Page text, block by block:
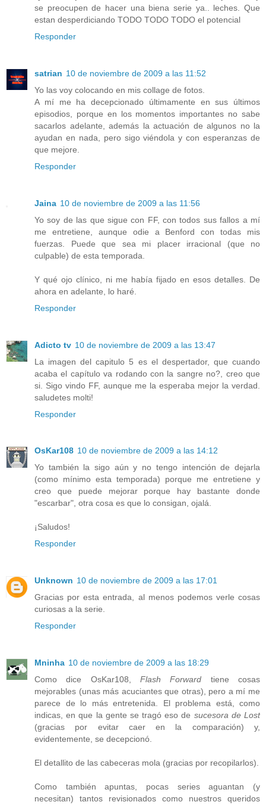
se preocupen de hacer una biena serie ya.. leches. Que
estan desperdiciando TODO TODO TODO el potencial
Responder
satrian 10 de noviembre de 2009 a las 11:52
Yo las voy colocando en mis collage de fotos.
A mí me ha decepcionado últimamente en sus últimos
episodios, porque en los momentos importantes no sabe
sacarlos adelante, además la actuación de algunos no la
ayudan en nada, pero sigo viéndola y con esperanzas de
que mejore.
Responder
Jaina 10 de noviembre de 2009 a las 11:56
Yo soy de las que sigue con FF, con todos sus fallos a mí
me entretiene, aunque odie a Benford con todas mis
fuerzas. Puede que sea mi placer irracional (que no
culpable) de esta temporada.
Y qué ojo clínico, ni me había fijado en esos detalles. De
ahora en adelante, lo haré.
Responder
Adicto tv 10 de noviembre de 2009 a las 13:47
La imagen del capitulo 5 es el despertador, que cuando
acaba el capítulo va rodando con la sangre no?, creo que
si. Sigo vindo FF, aunque me la esperaba mejor la verdad.
saludetes molti!
Responder
OsKar108 10 de noviembre de 2009 a las 14:12
Yo también la sigo aún y no tengo intención de dejarla
(como mínimo esta temporada) porque me entretiene y
creo que puede mejorar porque hay bastante donde
"escarbar", otra cosa es que lo consigan, ojalá.
¡Saludos!
Responder
Unknown 10 de noviembre de 2009 a las 17:01
Gracias por esta entrada, al menos podemos verle cosas
curiosas a la serie.
Responder
Mninha 10 de noviembre de 2009 a las 18:29
Como dice OsKar108, Flash Forward tiene cosas
mejorables (unas más acuciantes que otras), pero a mí me
parece de lo más entretenida. El problema está, como
indicas, en que la gente se tragó eso de sucesora de Lost
(gracias por evitar caer en la comparación) y,
evidentemente, se decepcionó.
El detallito de las cabeceras mola (gracias por recopilarlos).
Como también apuntas, pocas series aguantan (y
necesitan) tantos revisionados como nuestros queridos